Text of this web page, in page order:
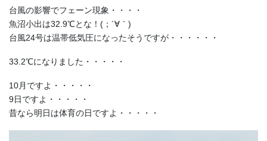
台風の影響でフェーン現象・・・・
魚沼小出は32.9℃とな！(；´∀｀)
台風24号は温帯低気圧になったそうですが・・・・・・
33.2℃になりました・・・・・
10月ですよ・・・・・
9日ですよ・・・・・
昔なら明日は体育の日ですよ・・・・・